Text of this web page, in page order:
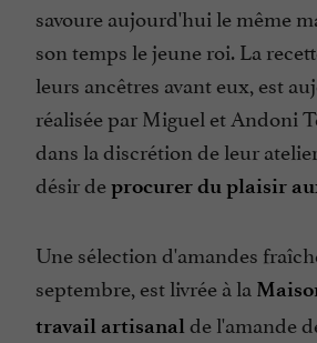
savoure aujourd'hui le même
son temps le jeune roi. La
leurs ancêtres avant eux, est
réalisée par Miguel et Andoni
dans la discrétion de leur
désir deprocurer du plaisir
Une sélection d'amandes
septembre, est livrée à la
travail artisanal de l'amande